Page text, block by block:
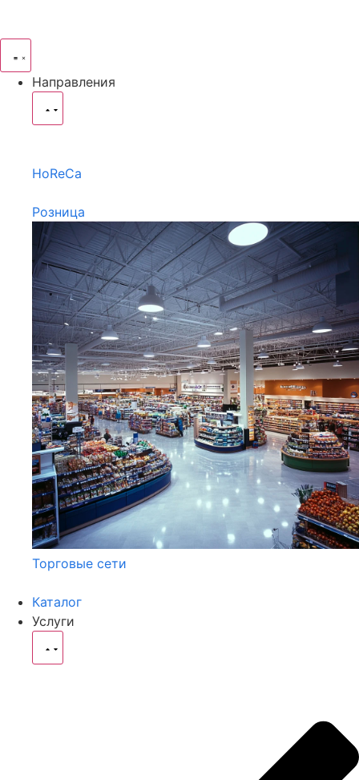
Направления
HoReCa
Розница
Торговые сети
Каталог
Услуги